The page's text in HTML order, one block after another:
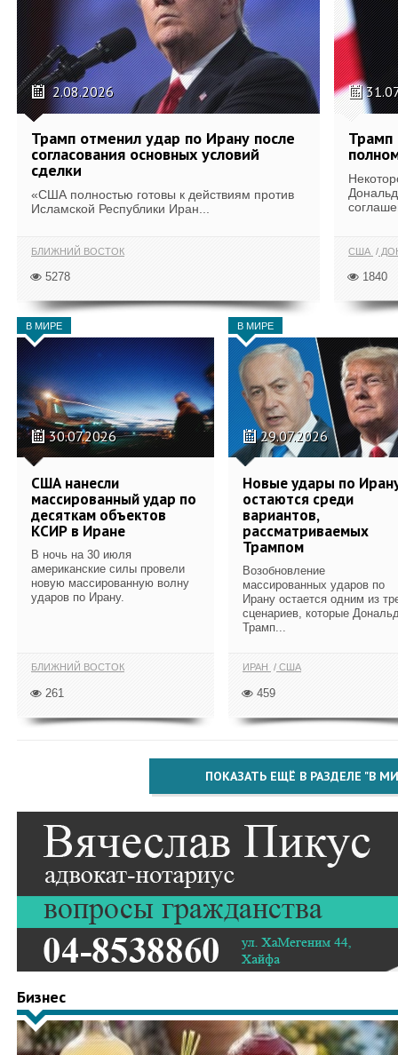
2.08.2026
Трамп отменил удар по Ирану после
согласования основных условий
сделки
«США полностью готовы к действиям против
Исламской Республики Иран...
БЛИЖНИЙ ВОСТОК
5278
Трамп
США
1840
В МИРЕ
30.07.2026
США нанесли
массированный удар по
десяткам объектов
КСИР в Иране
В ночь на 30 июля
американские силы провели
новую массированную волну
ударов по Ирану.
БЛИЖНИЙ ВОСТОК
261
В МИРЕ
29.07.2026
Новые удары по
остаются среди
вариантов,
рассматриваемых
Трампом
Возобновление
массированных ударов по
Ирану остается одним из
сценариев, которые
Трамп...
ИРАН США
459
ПОКАЗАТЬ ЕЩЁ В РАЗДЕЛЕ "В
Бизнес